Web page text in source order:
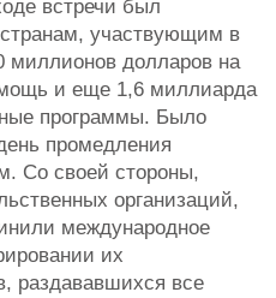
встречи был
участвующим в
миллионов долларов на
и еще 1,6 миллиарда
программы. Было
промедления
Со своей стороны,
организаций,
международное
их
раздававшихся все